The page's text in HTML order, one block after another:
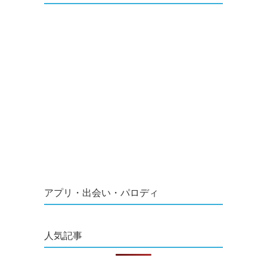
アプリ・出会い・パロディ
人気記事